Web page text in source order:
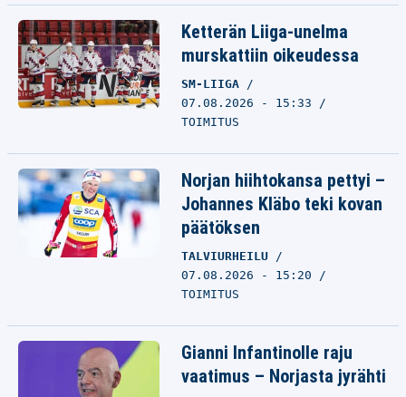
Ketterän Liiga-unelma
murskattiin oikeudessa
SM-LIIGA
07.08.2026 - 15:33
TOIMITUS
Norjan hiihtokansa pettyi –
Johannes Kläbo teki kovan
päätöksen
TALVIURHEILU
07.08.2026 - 15:20
TOIMITUS
Gianni Infantinolle raju
vaatimus – Norjasta jyrähti